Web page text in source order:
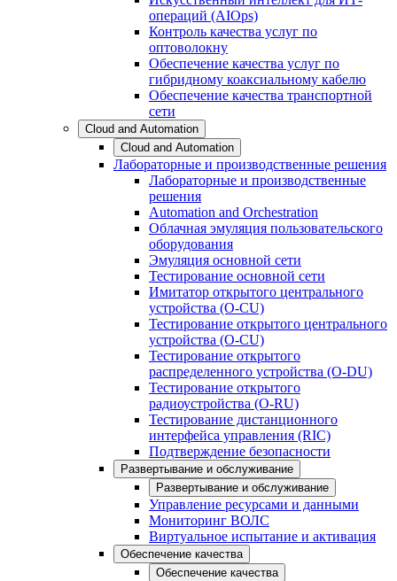
операций (AIOps)
Контроль качества услуг по
оптоволокну
Обеспечение качества услуг по
гибридному коаксиальному кабелю
Обеспечение качества транспортной
сети
Cloud and Automation
Cloud and Automation
Лабораторные и производственные решения
Лабораторные и производственные
решения
Automation and Orchestration
Облачная эмуляция пользовательского
оборудования
Эмуляция основной сети
Тестирование основной сети
Имитатор открытого центрального
устройства (O-CU)
Тестирование открытого центрального
устройства (O-CU)
Тестирование открытого
распределенного устройства (O-DU)
Тестирование открытого
радиоустройства (O-RU)
Тестирование дистанционного
интерфейса управления (RIC)
Подтверждение безопасности
Развертывание и обслуживание
Развертывание и обслуживание
Управление ресурсами и данными
Мониторинг ВОЛС
Виртуальное испытание и активация
Обеспечение качества
Обеспечение качества